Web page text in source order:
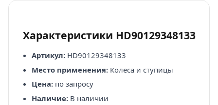
Характеристики HD90129348133
Артикул:HD90129348133
Место применения:Колеса и ступицы
Цена:по запросу
Наличие:В наличии